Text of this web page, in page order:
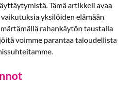
Tämä artikkeli avaa
yksilöiden elämään
rahankäytön taustalla
voimme parantaa taloudellista